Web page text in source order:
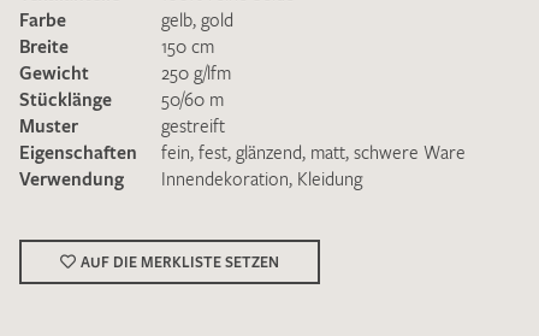
Ich bin damit einverstanden, dass meine angegebenen Daten
zur Beantwortung meiner Musteranfrage genutzt werden.
Farbe
gelb, gold
Breite
150 cm
Gewicht
250 g/lfm
Stücklänge
50/60 m
Muster
gestreift
Eigenschaften
fein, fest, glänzend, matt, schwere Ware
Verwendung
Innendekoration, Kleidung
AUF DIE MERKLISTE SETZEN